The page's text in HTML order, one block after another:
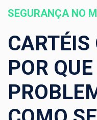
SEGURANÇA NO
CARTÉIS
POR QUE